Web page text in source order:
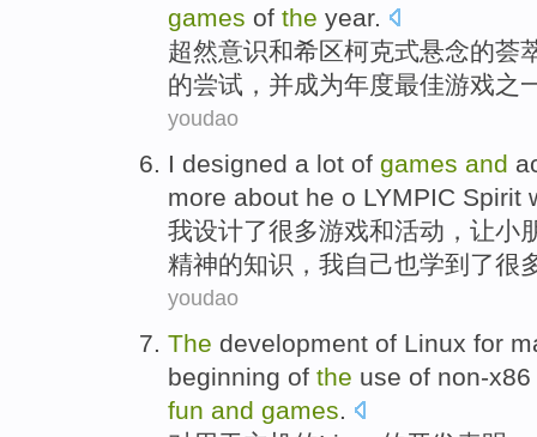
games of the year.
超然意识和希区柯克式悬念的荟
的尝试 ， 并成为年度最佳游戏之
youdao
I designed a lot of games and
more about he o LYMPIC Spirit
我设计了很多游戏和活动 ， 让小
精神的知识，我自己也学到了很
youdao
The development of Linux for
beginning of the use of non-x86
fun and games.